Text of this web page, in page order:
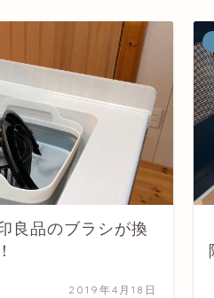
良品のブラシが換
2019年4月18日